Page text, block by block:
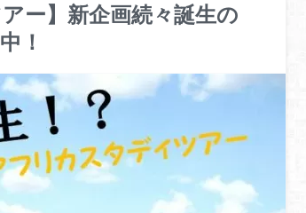
ー】新企画続々誕生の
！